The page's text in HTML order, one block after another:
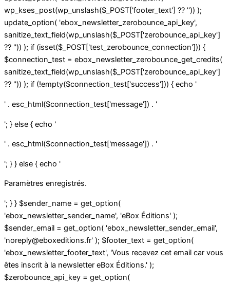
wp_kses_post(wp_unslash($_POST['footer_text'] ?? '')) );
update_option( 'ebox_newsletter_zerobounce_api_key',
sanitize_text_field(wp_unslash($_POST['zerobounce_api_key']
?? '')) ); if (isset($_POST['test_zerobounce_connection'])) {
$connection_test = ebox_newsletter_zerobounce_get_credits(
sanitize_text_field(wp_unslash($_POST['zerobounce_api_key']
?? '')) ); if (!empty($connection_test['success'])) { echo '
' . esc_html($connection_test['message']) . '
'; } else { echo '
' . esc_html($connection_test['message']) . '
'; } } else { echo '
Paramètres enregistrés.
'; } } $sender_name = get_option(
'ebox_newsletter_sender_name', 'eBox Éditions' );
$sender_email = get_option( 'ebox_newsletter_sender_email',
'noreply@eboxeditions.fr' ); $footer_text = get_option(
'ebox_newsletter_footer_text', 'Vous recevez cet email car vous
êtes inscrit à la newsletter eBox Éditions.' );
$zerobounce_api_key = get_option(